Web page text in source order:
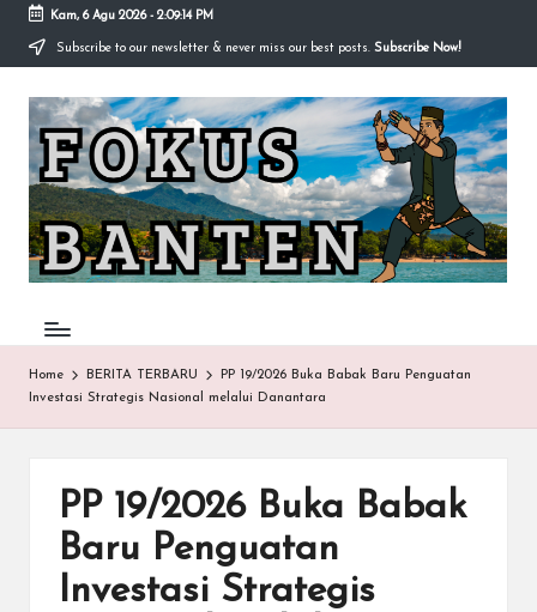
Skip
content
Kam, 6 Agu 2026- 2:09:15 PM
Subscribe to our newsletter & never miss our best posts. Subscribe Now!
F
O
K
U
S-
B
A
N
Home BERITA TERBARU
PP 19/2026 Buka Babak Baru Penguatan
Investasi Strategis Nasional melalui Danantara
PP 19/2026 Buka Babak
Baru Penguatan
Investasi Strategis